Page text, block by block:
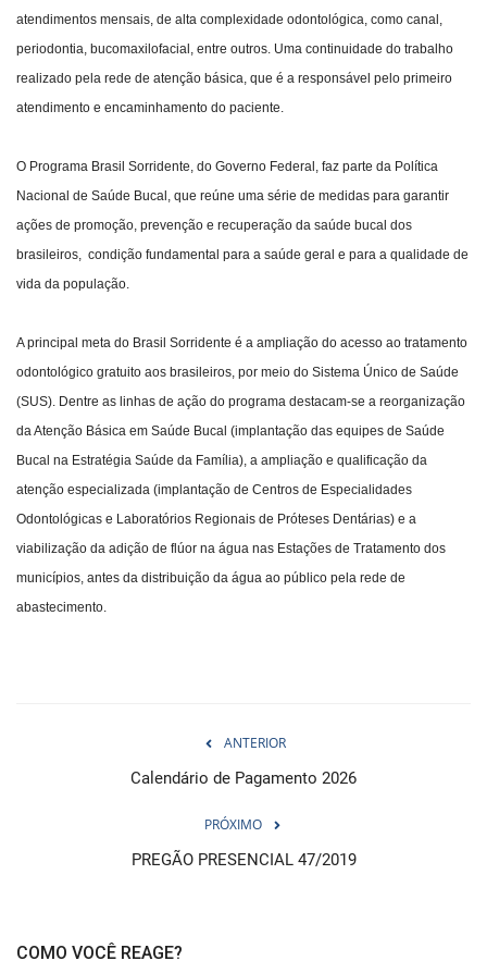
atendimentos mensais, de alta complexidade odontológica, como canal,
periodontia, bucomaxilofacial, entre outros. Uma continuidade do trabalho
realizado pela rede de atenção básica, que é a responsável pelo primeiro
atendimento e encaminhamento do paciente.
O Programa Brasil Sorridente, do Governo Federal, faz parte da Política
Nacional de Saúde Bucal, que reúne uma série de medidas para garantir
ações de promoção, prevenção e recuperação da saúde bucal dos
brasileiros, condição fundamental para a saúde geral e para a qualidade de
vida da população.
A principal meta do Brasil Sorridente é a ampliação do acesso ao tratamento
odontológico gratuito aos brasileiros, por meio do Sistema Único de Saúde
(SUS). Dentre as linhas de ação do programa destacam-se a reorganização
da Atenção Básica em Saúde Bucal (implantação das equipes de Saúde
Bucal na Estratégia Saúde da Família), a ampliação e qualificação da
atenção especializada (implantação de Centros de Especialidades
Odontológicas e Laboratórios Regionais de Próteses Dentárias) e a
viabilização da adição de flúor na água nas Estações de Tratamento dos
municípios, antes da distribuição da água ao público pela rede de
abastecimento.
ANTERIOR
Calendário de Pagamento 2026
PRÓXIMO
PREGÃO PRESENCIAL 47/2019
COMO VOCÊ REAGE?